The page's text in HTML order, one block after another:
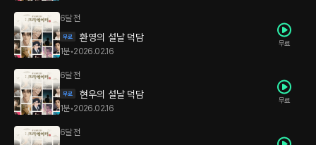
6달 전
환영의 설날 덕담
1분•2026.02.16
무료
6달 전
현우의 설날 덕담
1분•2026.02.16
무료
6달 전